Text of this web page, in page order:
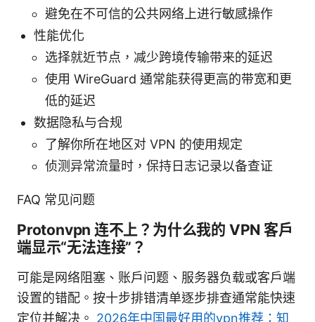
避免在不可信的公共网络上进行敏感操作
性能优化
选择就近节点，减少跨境传输带来的延迟
使用 WireGuard 通常能获得更高的带宽和更
低的延迟
数据隐私与合规
了解你所在地区对 VPN 的使用规定
侦测异常流量时，保持日志记录以备查证
FAQ 常见问题
Protonvpn 连不上？为什么我的 VPN 客户
端显示“无法连接”？
可能是网络阻塞、账户问题、服务器负载或客户端
设置的错配。按十步排错清单逐步排查通常能快速
定位并解决。 2026年中国最好用的vpn推荐：知